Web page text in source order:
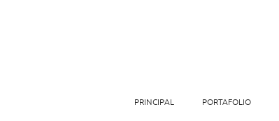
PRINCIPAL PORTAFOLIO